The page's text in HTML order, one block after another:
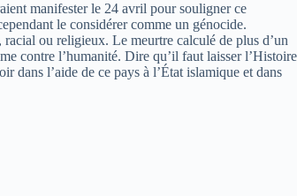
manifester le 24 avril pour souligner ce
le considérer comme un génocide.
ou religieux. Le meurtre calculé de plus d’un
contre l’humanité. Dire qu’il faut laisser l’Histoire
dans l’aide de ce pays à l’État islamique et dans